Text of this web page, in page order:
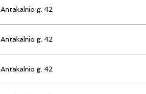
Antakalnio g. 42
Antakalnio g. 42
Antakalnio g. 42